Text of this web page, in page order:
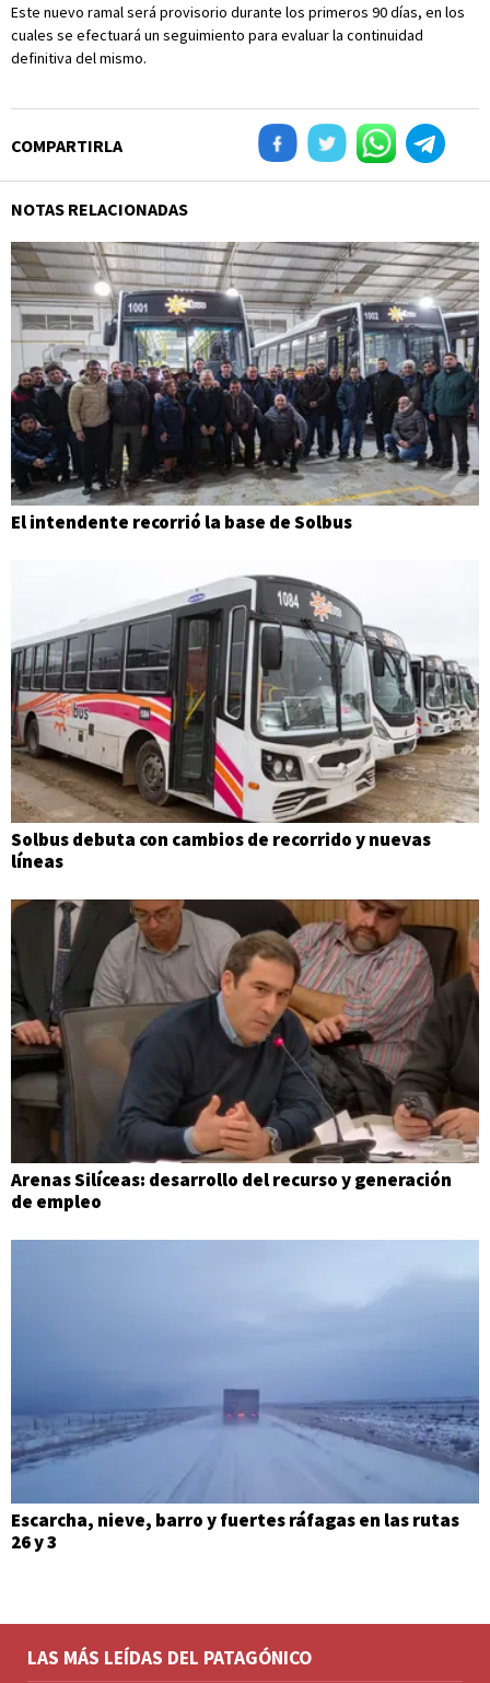
Este nuevo ramal será provisorio durante los primeros 90 días, en los
cuales se efectuará un seguimiento para evaluar la continuidad
definitiva del mismo.
COMPARTIRLA
NOTAS RELACIONADAS
El intendente recorrió la base de Solbus
Solbus debuta con cambios de recorrido y nuevas
líneas
Arenas Silíceas: desarrollo del recurso y generación
de empleo
Escarcha, nieve, barro y fuertes ráfagas en las rutas
26 y 3
LAS MÁS LEÍDAS DEL PATAGÓNICO